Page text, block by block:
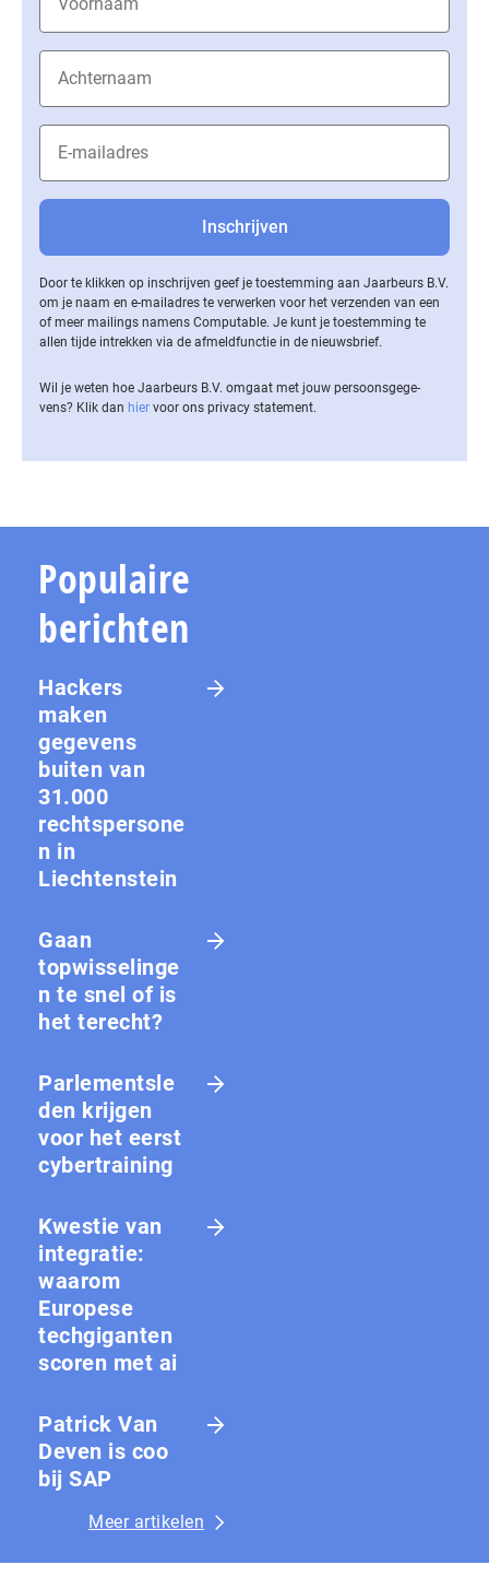
Door te klikken op inschrijven geef je toestemming aan Jaarbeurs B.V.
om je naam en e-mailadres te verwerken voor het verzenden van een
of meer mailings namens Computable. Je kunt je toestemming te
allen tijde intrekken via de af­meld­func­tie in de nieuwsbrief.
Wil je weten hoe Jaarbeurs B.V. omgaat met jouw per­soons­ge­ge­
vens? Klik dan hier voor ons privacy statement.
Populaire
berichten
Hackers
maken
gegevens
buiten van
31.000
rechtspersone
n in
Liechtenstein
Gaan
topwisselinge
n te snel of is
het terecht?
Parlementsle
den krijgen
voor het eerst
cybertraining
Kwestie van
integratie:
waarom
Europese
techgiganten
scoren met ai
Patrick Van
Deven is coo
bij SAP
Meer artikelen